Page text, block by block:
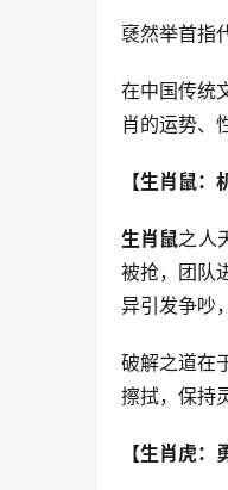
褎然举首指
在中国传统
肖的运势、
【生肖鼠：
生肖鼠之人
被抢，团队
异引发争吵
破解之道在
擦拭，保持
【生肖虎：